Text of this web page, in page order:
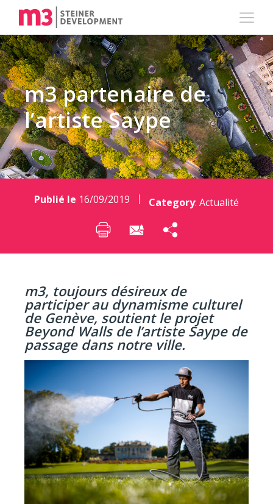
m3 partenaire de
l’artiste Saype
Publié le 16/09/2019 Category: Actualité
m3, toujours désireux de
participer au dynamisme culturel
de Genève, soutient le projet
Beyond Walls de l’artiste Saype de
passage dans notre ville.